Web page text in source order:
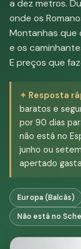
a dez metros.
onde os
Montanhas que
e os
E preços que
Resposta
baratos e
por 90 dias
não está no
junho ou
apertado
Europa (Balcãs)
Não está no